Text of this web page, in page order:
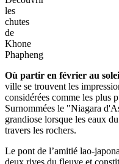
Mais Vang Vieng, c’est
installez-vous dans un hamac
face aux montagnes ou
soir, le centre s’anime avec
conservant une atmosphère
Pour ceux qui recherchent
Vang Vieng représente une
grandioses et activités de
À ne pas manquer:Choses à
3. Sud du Laos